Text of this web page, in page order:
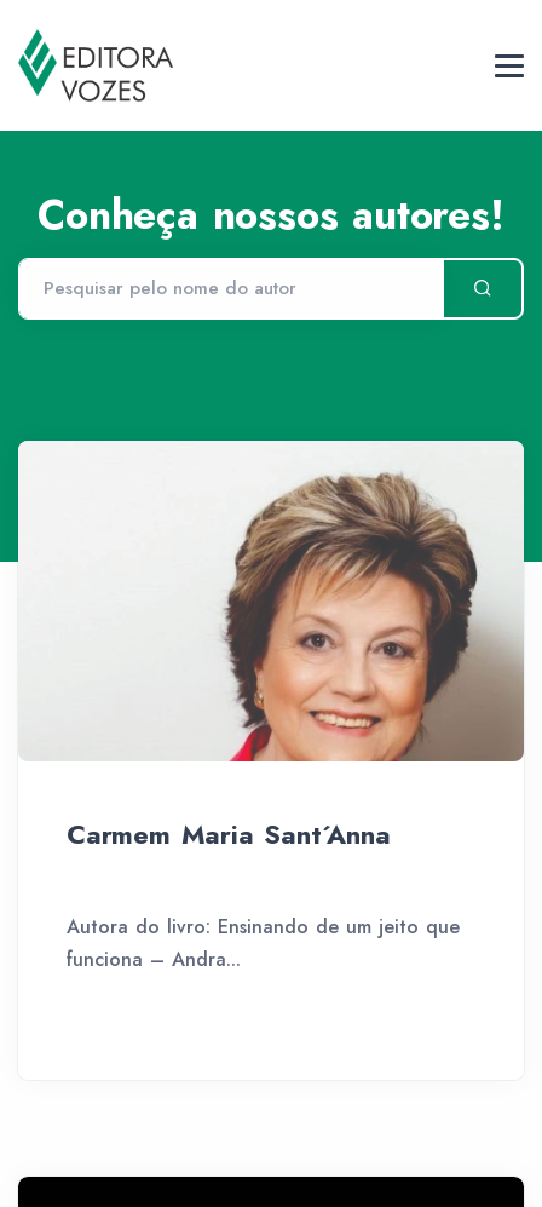
Conheça nossos autores!
Carmem Maria Sant´Anna
Autora do livro: Ensinando de um jeito que
funciona – Andra...